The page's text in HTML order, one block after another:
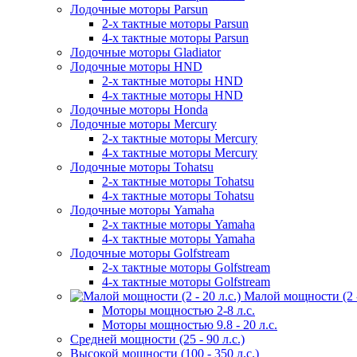
Лодочные моторы Parsun
2-х тактные моторы Parsun
4-х тактные моторы Parsun
Лодочные моторы Gladiator
Лодочные моторы HND
2-х тактные моторы HND
4-х тактные моторы HND
Лодочные моторы Honda
Лодочные моторы Mercury
2-х тактные моторы Mercury
4-х тактные моторы Mercury
Лодочные моторы Tohatsu
2-х тактные моторы Tohatsu
4-х тактные моторы Tohatsu
Лодочные моторы Yamaha
2-х тактные моторы Yamaha
4-х тактные моторы Yamaha
Лодочные моторы Golfstream
2-х тактные моторы Golfstream
4-х тактные моторы Golfstream
Малой мощности (2
Моторы мощностью 2-8 л.с.
Моторы мощностью 9.8 - 20 л.с.
Средней мощности (25 - 90 л.с.)
Высокой мощности (100 - 350 л.с.)